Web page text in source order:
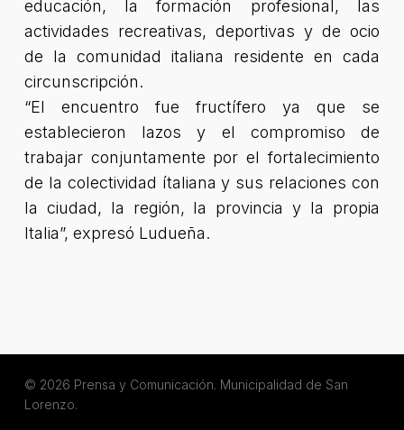
educación, la formación profesional, las
actividades recreativas, deportivas y de ocio
de la comunidad italiana residente en cada
circunscripción.
“El encuentro fue fructífero ya que se
establecieron lazos y el compromiso de
trabajar conjuntamente por el fortalecimiento
de la colectividad ítaliana y sus relaciones con
la ciudad, la región, la provincia y la propia
Italia”, expresó Ludueña.
© 2026 Prensa y Comunicación. Municipalidad de San
Lorenzo.